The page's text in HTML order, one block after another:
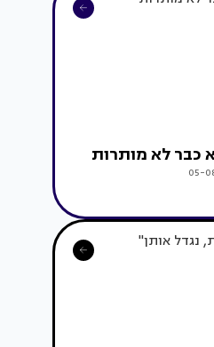
כבר לא מותרות
05-